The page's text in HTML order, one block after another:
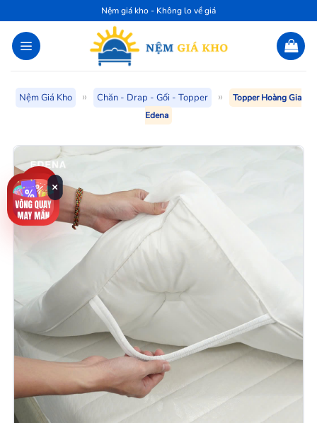
qua
nội
dung
Nệm giá kho - Không lo về giá
Nệm Giá Kho » Chăn - Drap - Gối - Topper »
Topper Hoàng Gia
Edena
-15%
×